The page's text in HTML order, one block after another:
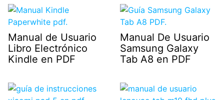
Manual de Usuario
Libro Electrónico
Kindle en PDF
Manual De Usuario
Samsung Galaxy
Tab A8 en PDF